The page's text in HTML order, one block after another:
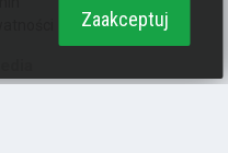
Zaakceptuj